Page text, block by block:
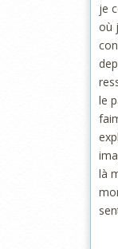
je
où
le
là